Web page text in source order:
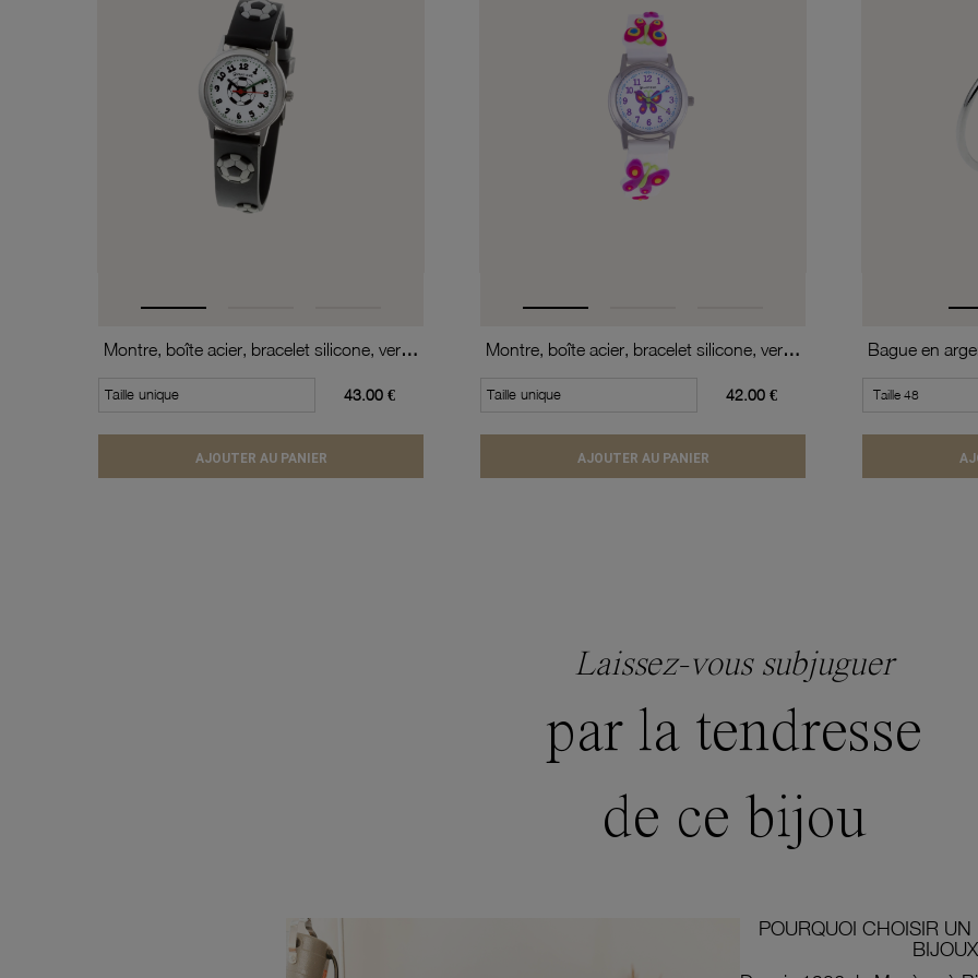
Montre, boîte acier, bracelet silicone, verre minéral, kids
Taille unique 43.00 €
AJOUTER AU PANIER
Montre, boîte acier, bracelet silicone, verre minéral, kids
Taille unique 42.00 €
AJOUTER AU PANIER
Bague en
Laissez-vous subjuguer
par la tendresse
de ce bijou
POURQUOI CHOISIR